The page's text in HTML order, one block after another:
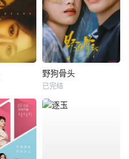
野狗骨头
已完结